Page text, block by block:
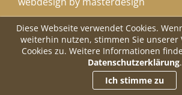
Diese Webseite verwendet Cookies.
weiterhin nutzen, stimmen Sie unserer
Cookies zu. Weitere Informationen
Datenschutzerklärung.
Ich stimme zu